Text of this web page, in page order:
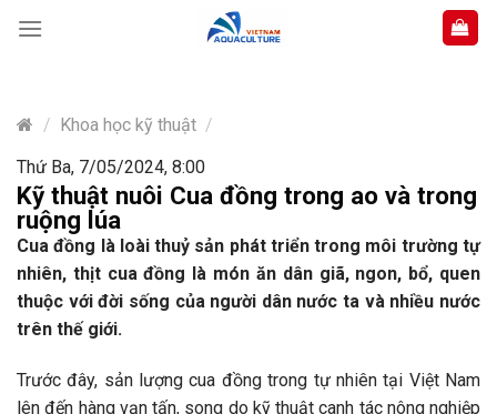
content
/ Khoa học kỹ thuật /
Thứ Ba, 7/05/2024, 8:00
Kỹ thuật nuôi Cua đồng trong ao và trong
ruộng lúa
Cua đồng là loài thuỷ sản phát triển trong môi trường tự
nhiên, thịt cua đồng là món ăn dân giã, ngon, bổ, quen
thuộc với đời sống của người dân nước ta và nhiều nước
trên thế giới.
Trước đây, sản lượng cua đồng trong tự nhiên tại Việt Nam
lên đến hàng vạn tấn, song do kỹ thuật canh tác nông nghiệp